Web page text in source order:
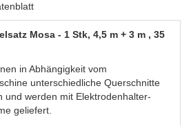
Mosa - 1 Stk, 4,5 m + 3 m , 35
in Abhängigkeit vom
unterschiedliche Querschnitte
und werden mit Elektrodenhalter-
geliefert.